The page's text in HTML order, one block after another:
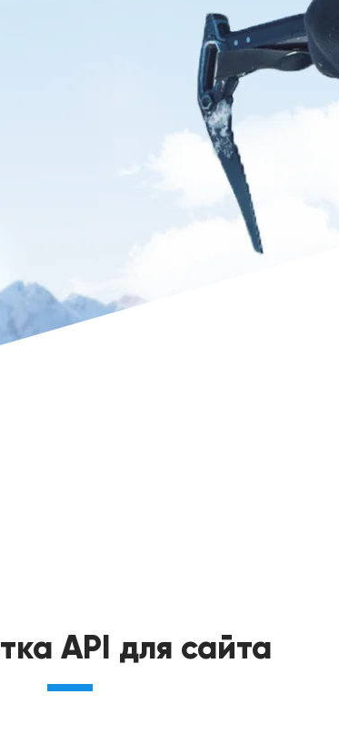
API для сайта